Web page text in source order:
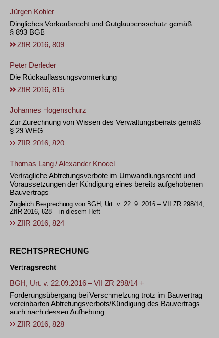
Jürgen Kohler
Dingliches Vorkaufsrecht und Gutglaubensschutz gemäß
§ 893 BGB
ZfIR 2016, 809
Peter Derleder
Die Rückauflassungsvormerkung
ZfIR 2016, 815
Johannes Hogenschurz
Zur Zurechnung von Wissen des Verwaltungsbeirats gemäß
§ 29 WEG
ZfIR 2016, 820
Thomas Lang/Alexander Knodel
Vertragliche Abtretungsverbote im Umwandlungsrecht und
Voraussetzungen der Kündigung eines bereits aufgehobenen
Bauvertrags
Zugleich Besprechung von BGH, Urt. v. 22. 9. 2016 – VII ZR 298/14,
ZfIR 2016, 828 – in diesem Heft
ZfIR 2016, 824
RECHTSPRECHUNG
Vertragsrecht
BGH, Urt. v. 22.09.2016 – VII ZR 298/14 +
Forderungsübergang bei Verschmelzung trotz im Bauvertrag
vereinbarten Abtretungsverbots/Kündigung des Bauvertrags
auch nach dessen Aufhebung
ZfIR 2016, 828